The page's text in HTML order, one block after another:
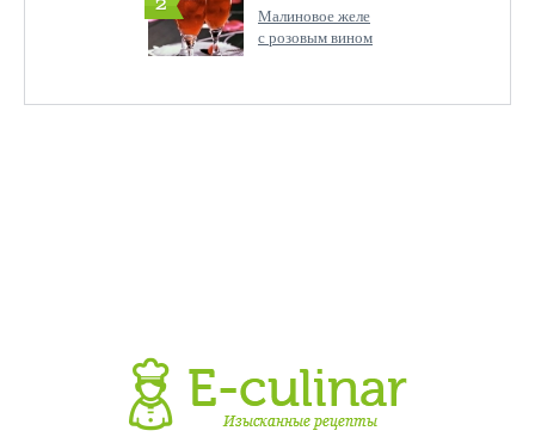
2
Малиновое желе
с розовым вином